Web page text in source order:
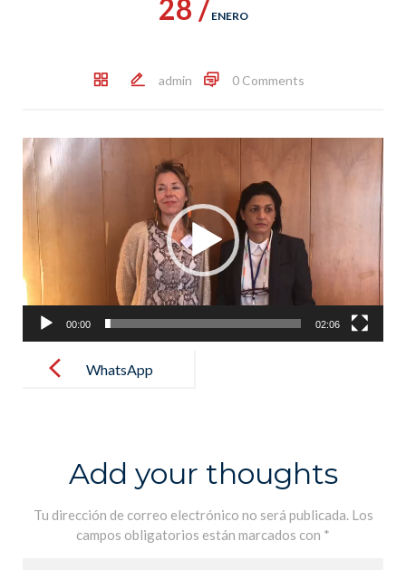
28 / ENERO
admin 0 Comments
Reproductor
de
vídeo
00:00 02:06
navigationWhatsApp
Add your thoughts
Tu dirección de correo electrónico no será publicada. Los
campos obligatorios están marcados con *